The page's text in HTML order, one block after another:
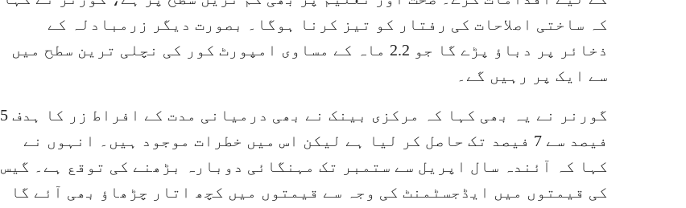
کہ ساختی اصلاحات کی رفتار کو تیز کرنا ہوگا۔ بصورت دیگر زرمبادلہ کے
ذخائر پر دباؤ پڑے گا جو 2.2 ماہ کے مساوی امپورٹ کور کی نچلی ترین سطح میں
سے ایک پر رہیں گے۔
گورنر نے یہ بھی کہا کہ مرکزی بینک نے بھی درمیانی مدت کے افراط زر کا ہدف 5
فیصد سے 7 فیصد تک حاصل کر لیا ہے لیکن اس میں خطرات موجود ہیں۔ انہوں نے
کہا کہ آئندہ سال اپریل سے ستمبر تک مہنگائی دوبارہ بڑھنے کی توقع ہے۔ گیس
کی قیمتوں میں ایڈجسٹمنٹ کی وجہ سے قیمتوں میں کچھ اتار چڑھاؤ بھی آئے گا